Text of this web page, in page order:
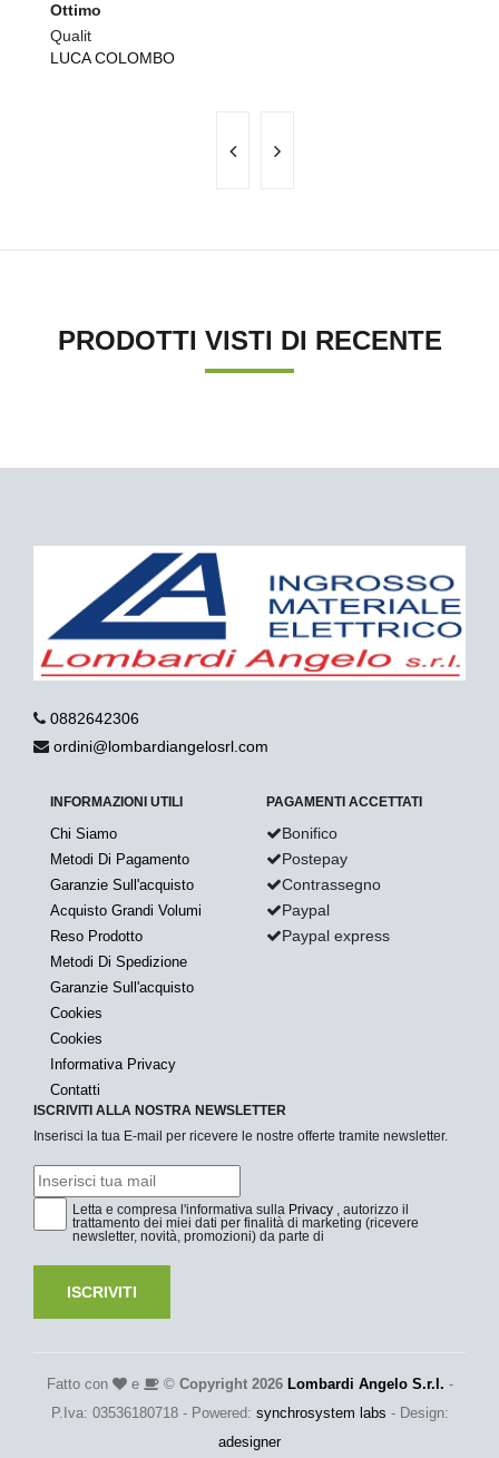
Ottimo
Qualit
LUCA COLOMBO
PRODOTTI VISTI DI RECENTE
0882642306
ordini@lombardiangelosrl.com
INFORMAZIONI UTILI
Chi Siamo
Metodi Di Pagamento
Garanzie Sull'acquisto
Acquisto Grandi Volumi
Reso Prodotto
Metodi Di Spedizione
Garanzie Sull'acquisto
Cookies
Cookies
Informativa Privacy
Contatti
PAGAMENTI ACCETTATI
Bonifico
Postepay
Contrassegno
Paypal
Paypal express
ISCRIVITI ALLA NOSTRA NEWSLETTER
Inserisci la tua E-mail per ricevere le nostre offerte tramite newsletter.
Letta e compresa l'informativa sulla Privacy , autorizzo il
trattamento dei miei dati per finalità di marketing (ricevere
newsletter, novità, promozioni) da parte di
ISCRIVITI
Fatto con e © Copyright 2026 Lombardi Angelo S.r.l. -
P.Iva: 03536180718 - Powered: synchrosystem labs - Design:
adesigner